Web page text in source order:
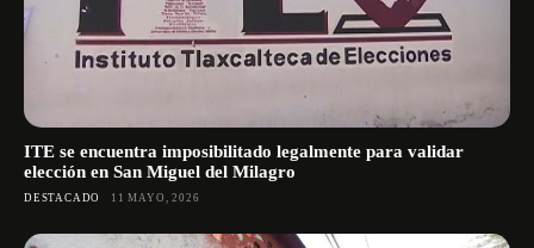
ITE se encuentra imposibilitado legalmente para validar
elección en San Miguel del Milagro
DESTACADO 11 MAYO, 2026